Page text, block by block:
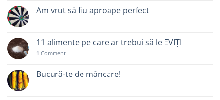
Am vrut să fiu aproape perfect
11 alimente pe care ar trebui să le EVIȚI
1 Comment
Bucură-te de mâncare!